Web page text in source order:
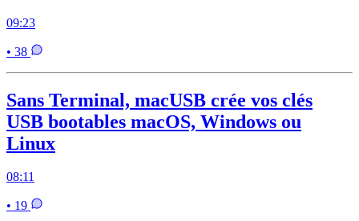
09:23
• 38
Sans Terminal, macUSB crée vos clés
USB bootables macOS, Windows ou
Linux
08:11
• 19